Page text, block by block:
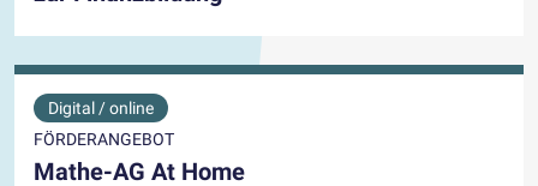
Digital / online
FÖRDERANGEBOT
Mathe-AG At Home